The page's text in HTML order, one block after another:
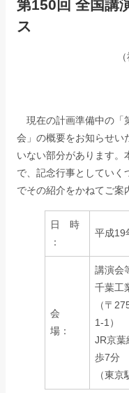
第150回 全国講
ス
現在の計画準備中の「
会」の概要をお知らせい
いない部分があります。
で、記念行事としていく
でその紹介をかねてご案
日 時
：
平成19
会
場：
講演会
千葉工
（〒
1-1）
JR京葉
歩7分
（東